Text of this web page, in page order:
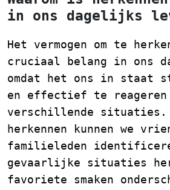
in ons dagelijks
Het vermogen om te
cruciaal belang in ons
omdat het ons in staat
en effectief te reageren
verschillende situaties.
herkennen kunnen we
familieleden
gevaarlijke situaties
favoriete smaken